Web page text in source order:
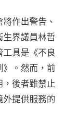
作出警告、
生界議員林哲
具是《不良
》。然而，前
，後者雖禁止
外提供服務的